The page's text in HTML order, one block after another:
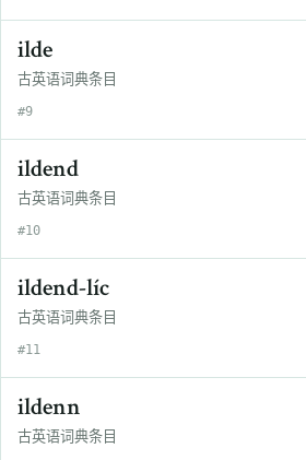
ilde
古英语词典条目
#9
ildend
古英语词典条目
#10
ildend-líc
古英语词典条目
#11
ildenn
古英语词典条目